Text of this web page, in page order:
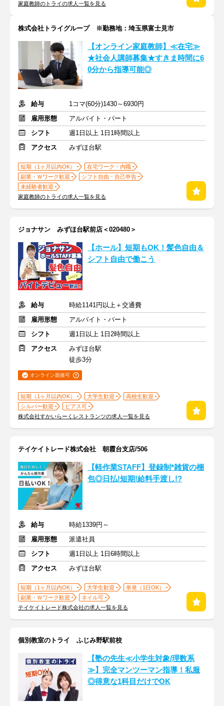
家庭教師のトライの求人一覧を見る
株式会社トライグループ ※勤務地：埼玉県富士見市
【オンライン家庭教師】≪在宅≫
★社会人講師募集★すきま時間に6
0分から指導可能◎
給与
1コマ(60分)1430～6930円
雇用形態
アルバイト・パート
シフト
週1日以上 1日1時間以上
アクセス
みずほ台駅
短期（1ヶ月以内OK）
在宅ワーク・内職
副業・Ｗワーク歓迎
シフト自由・自己申告
未経験者歓迎
家庭教師のトライの求人一覧を見る
ジョナサン みずほ台駅前店＜020480＞
【ホール】短期もOK！髪色自由＆
シフト自由で働こう
給与
時給1141円以上＋交通費
雇用形態
アルバイト・パート
シフト
週1日以上 1日2時間以上
アクセス
みずほ台駅
徒歩3分
オンライン面接可
短期（1ヶ月以内OK） 大学生歓迎
高校生歓迎
シルバー歓迎
ピアス可
株式会社すかいらーくレストランツの求人一覧を見る
テイケイトレード株式会社 朝霞台支店/506
【軽作業STAFF】登録制*雑貨の梱
包◎日払!短期!給料手渡し!?
給与
時給1339円～
雇用形態
派遣社員
シフト
週1日以上 1日6時間以上
アクセス
みずほ台駅
短期（1ヶ月以内OK） 大学生歓迎
単発（1日OK）
副業・Ｗワーク歓迎
ネイル可
テイケイトレード株式会社の求人一覧を見る
個別教室のトライ ふじみ野駅前校
【塾の先生≪小学生対象/理数系
≫】完全マンツーマン指導！私服
◎得意な1科目だけでOK